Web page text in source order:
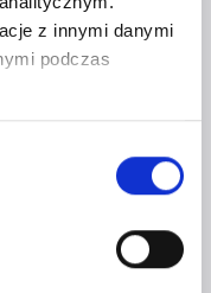
z innymi danymi
podczas
CYKLU